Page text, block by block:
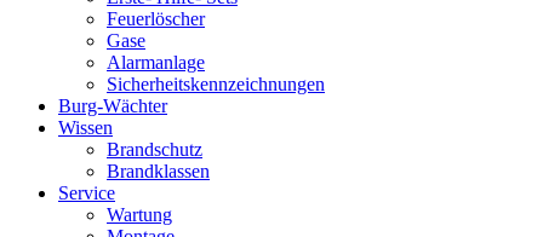
Feuerlöscher
Gase
Alarmanlage
Sicherheitskennzeichnungen
Burg-Wächter
Wissen
Brandschutz
Brandklassen
Service
Wartung